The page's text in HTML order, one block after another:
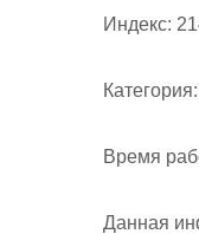
Индекс:
Категория:
Время
Данная